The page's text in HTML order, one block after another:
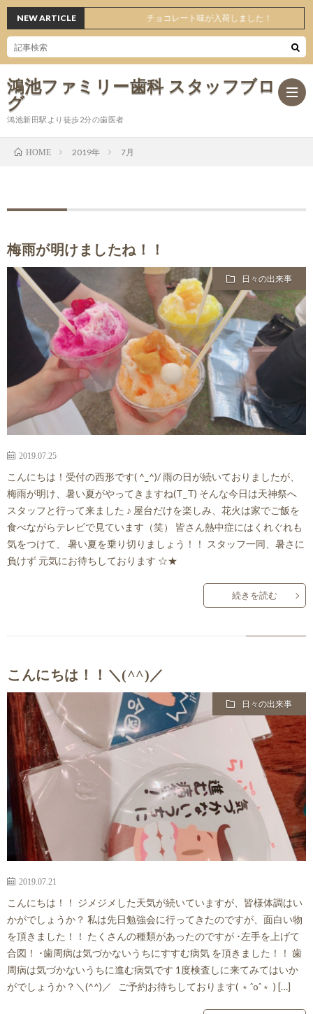
鴻池ファミリー歯科 スタッフブロ
グ
鴻池新田駅より徒歩2分の歯医者
日々
来
ス
報
師
ア
ス・
療
時
間
NEW ARTICLE チョコレート味が入荷しました！
HOME 2019年 7月
梅雨が明けましたね！！
日々の出来事
2019.07.25
こんにちは！受付の西形です( ^_^)/ 雨の日が続いておりましたが、
梅雨が明け、暑い夏がやってきますね(T_T) そんな今日は天神祭へ
スタッフと行って来ました ♪ 屋台だけを楽しみ、花火は家でご飯を
食べながらテレビで見ています（笑） 皆さん熱中症にはくれぐれも
気をつけて、 暑い夏を乗り切りましょう！！ スタッフ一同、暑さに
負けず 元気にお待ちしております ☆★
続きを読む
こんにちは！！＼(^^)／
日々の出来事
2019.07.21
こんにちは！！ ジメジメした天気が続いていますが、皆様体調はい
かがでしょうか？ 私は先日勉強会に行ってきたのですが、面白い物
を頂きました！！ たくさんの種類があったのですが ･左手を上げて
合図！ ･歯周病は気づかないうちにすすむ病気 を頂きました！！ 歯
周病は気づかないうちに進む病気です 1度検査しに来てみてはいか
がでしょうか？＼(^^)／ ご予約お待ちしております( ﹡ˆoˆ﹡ ) […]